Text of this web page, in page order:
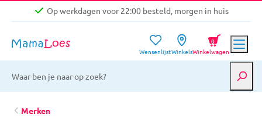
Op werkdagen voor 22:00 besteld, morgen in huis
Gratis verzending vanaf €39,-
Op werkdagen voor 22:00 besteld, morgen in huis
WensenlijstWinkelsWinkelwagen
0
Merken